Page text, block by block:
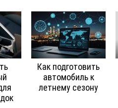
Как подготовить
автомобиль к
летнему сезону